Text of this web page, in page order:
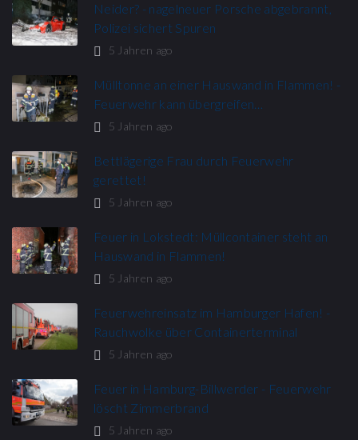
Neider? - nagelneuer Porsche abgebrannt,
Polizei sichert Spuren
5 Jahren ago
Mülltonne an einer Hauswand in Flammen! -
Feuerwehr kann übergreifen…
5 Jahren ago
Bettlägerige Frau durch Feuerwehr
gerettet!
5 Jahren ago
Feuer in Lokstedt: Müllcontainer steht an
Hauswand in Flammen!
5 Jahren ago
Feuerwehreinsatz im Hamburger Hafen! -
Rauchwolke über Containerterminal
5 Jahren ago
Feuer in Hamburg-Billwerder - Feuerwehr
löscht Zimmerbrand
5 Jahren ago